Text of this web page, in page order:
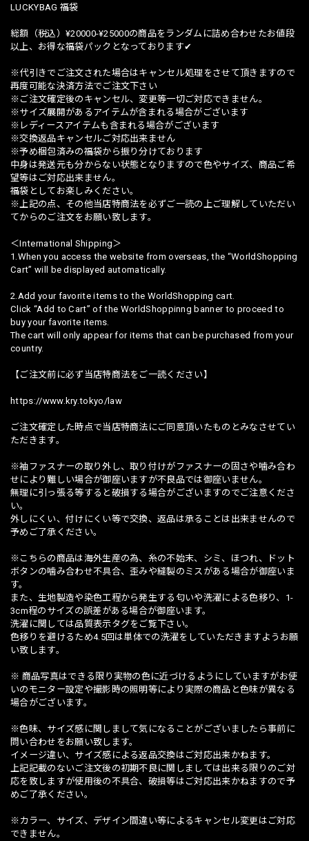
LUCKYBAG 福袋
総額（税込）¥20000-¥25000の商品をランダムに詰め合わせたお値段
以上、お得な福袋パックとなっております✔︎
※代引きでご注文された場合はキャンセル処理をさせて頂きますので
再度可能な決済方法でご注文下さい
※ご注文確定後のキャンセル、変更等一切ご対応できません。
※サイズ展開があるアイテムが含まれる場合がございます
※レディースアイテムも含まれる場合がございます
※交換返品キャンセルご対応出来ません
※予め梱包済みの福袋から振り分けております
中身は発送元も分からない状態となりますので色やサイズ、商品ご希
望等はご対応出来ません。
福袋としてお楽しみください。
※上記の点、その他当店特商法を必ずご一読の上ご理解していただい
てからのご注文をお願い致します。
＜International Shipping＞
1.When you access the website from overseas, the “WorldShopping
Cart” will be displayed automatically.
2.Add your favorite items to the WorldShopping cart.
Click “Add to Cart” of the WorldShoppinng banner to proceed to
buy your favorite items.
The cart will only appear for items that can be purchased from your
country.
【ご注文前に必ず当店特商法をご一読ください】
https://www.kry.tokyo/law
ご注文確定した時点で当店特商法にご同意頂いたものとみなさせてい
ただきます。
※袖ファスナーの取り外し、取り付けがファスナーの固さや噛み合わ
せにより難しい場合が御座いますが不良品では御座いません。
無理に引っ張る等すると破損する場合がございますのでご注意くださ
い。
外しにくい、付けにくい等で交換、返品は承ることは出来ませんので
予めご了承ください。
※こちらの商品は海外生産の為、糸の不始末、シミ、ほつれ、ドット
ボタンの噛み合わせ不具合、歪みや縫製のミスがある場合が御座いま
す。
また、生地製造や染色工程から発生する匂いや洗濯による色移り、1-
3cm程のサイズの誤差がある場合が御座います。
洗濯に関しては品質表示タグをご覧下さい。
色移りを避けるため4.5回は単体での洗濯をしていただきますようお願
い致します。
※ 商品写真はできる限り実物の色に近づけるようにしていますがお使
いのモニター設定や撮影時の照明等により実際の商品と色味が異なる
場合がございます。
※色味、サイズ感に関しまして気になることがございましたら事前に
問い合わせをお願い致します。
イメージ違い、サイズ感による返品交換はご対応出来かねます。
上記記載のないご注文後の初期不良に関しましては出来る限りのご対
応を致しますが使用後の不具合、破損等はご対応出来かねますので予
めご了承ください。
※カラー、サイズ、デザイン間違い等によるキャンセル変更はご対応
できません。